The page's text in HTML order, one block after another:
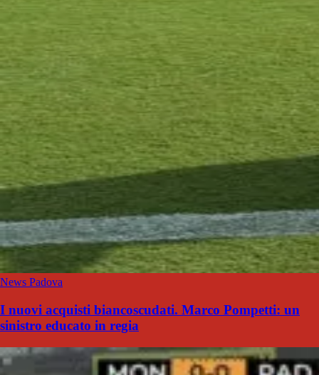
News Padova
I nuovi acquisti biancoscudati. Marco Pompetti: un
sinistro educato in regia